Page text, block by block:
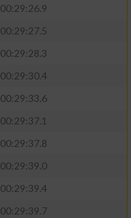
00:29:26.9
00:29:27.5
00:29:28.3
00:29:30.4
00:29:33.6
00:29:37.1
00:29:37.8
00:29:39.0
00:29:39.4
00:29:39.7